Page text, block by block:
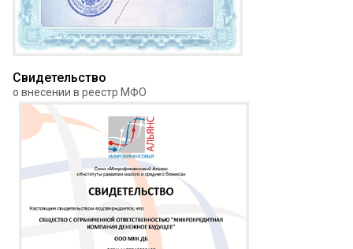
Свидетельство
о внесении в реестр МФО